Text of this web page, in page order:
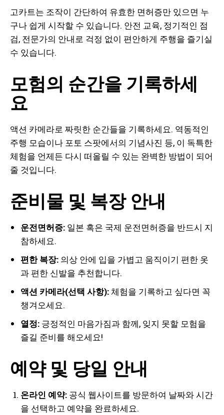
고카트는 조작이 간단하여 유효한 면허증만 있으면 누
구나 쉽게 시작할 수 있습니다. 안전 교육, 정기적인 점
검, 전문가의 안내로 걱정 없이 편안하게 주행을 즐기실
수 있습니다.
모험의 순간을 기록하세
요
액션 카메라로 짜릿한 순간들을 기록하세요. 역동적인
주행 모습이나 포토 스팟에서의 기념사진 등, 이 독특한
체험을 언제든 다시 떠올릴 수 있는 완벽한 방법이 되어
줄 것입니다.
준비물 및 복장 안내
운전면허증: 일본 혹은 국제 운전면허증을 반드시 지
참하세요.
편한 복장: 의상 안에 입을 가볍고 움직이기 편한 옷
과 편한 신발을 추천합니다.
액션 카메라(선택 사항):체험을 기록하고 싶다면 꼭
챙겨오세요.
열정: 긍정적인 마음가짐과 함께, 잊지 못할 모험을
즐길 준비를 해오세요!
예약 및 당일 안내
온라인 예약: 공식 웹사이트를 방문하여 날짜와 시간
을 선택하고 예약을 완료하세요.